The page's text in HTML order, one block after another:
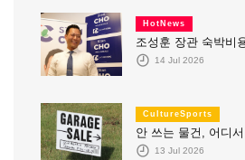
HotNews
조성훈 장관 숙박비
14 Jul 2026
CultureSports
안 쓰는 물건, 어디
13 Jul 2026